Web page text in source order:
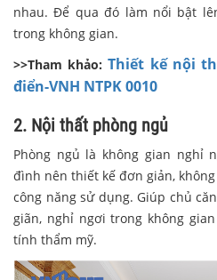
nhau. Để qua đó làm nổi bật
trong không gian.
>>Tham khảo:Thiết kế nội
điển-VNH NTPK 0010
2. Nội thất phòng ngủ
Phòng ngủ là không gian nghỉ
đình nên thiết kế đơn giản,
công năng sử dụng. Giúp chủ
giãn, nghỉ ngơi trong không
tính thẩm mỹ.